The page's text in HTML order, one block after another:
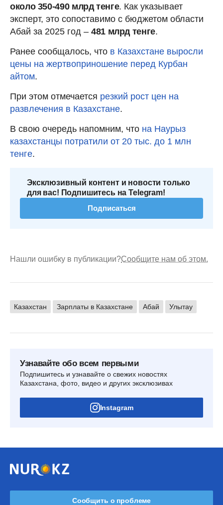
около 350-490 млрд тенге. Как указывает
эксперт, это сопоставимо с бюджетом области
Абай за 2025 год – 481 млрд тенге.
Ранее сообщалось, что в Казахстане выросли
цены на жертвоприношение перед Курбан
айтом.
При этом отмечается резкий рост цен на
развлечения в Казахстане.
В свою очередь напомним, что на Наурыз
казахстанцы потратили от 20 тыс. до 1 млн
тенге.
Эксклюзивный контент и новости только
для вас! Подпишитесь на Telegram!
Подписаться
Нашли ошибку в публикации?Сообщите нам об этом.
Казахстан Зарплаты в Казахстане Абай Улытау
Узнавайте обо всем первыми
Подпишитесь и узнавайте о свежих новостях
Казахстана, фото, видео и других эксклюзивах
Instagram
Сообщить о проблеме